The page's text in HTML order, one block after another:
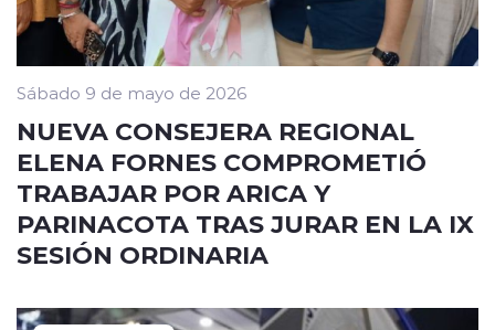
Sábado 9 de mayo de 2026
NUEVA CONSEJERA REGIONAL
ELENA FORNES COMPROMETIÓ
TRABAJAR POR ARICA Y
PARINACOTA TRAS JURAR EN LA IX
SESIÓN ORDINARIA